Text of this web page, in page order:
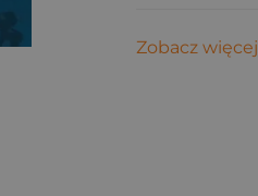
Zobacz więcej